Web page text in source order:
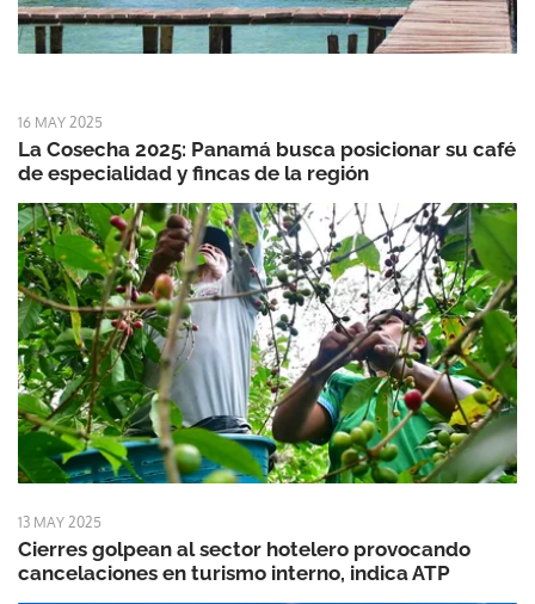
16 MAY 2025
La Cosecha 2025: Panamá busca posicionar su café
de especialidad y fincas de la región
13 MAY 2025
Cierres golpean al sector hotelero provocando
cancelaciones en turismo interno, indica ATP